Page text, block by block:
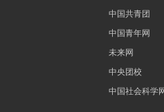
中国共青团
中国青年网
未来网
中央团校
中国社会科学